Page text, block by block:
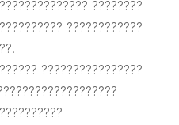
????????
????????????
????????????????